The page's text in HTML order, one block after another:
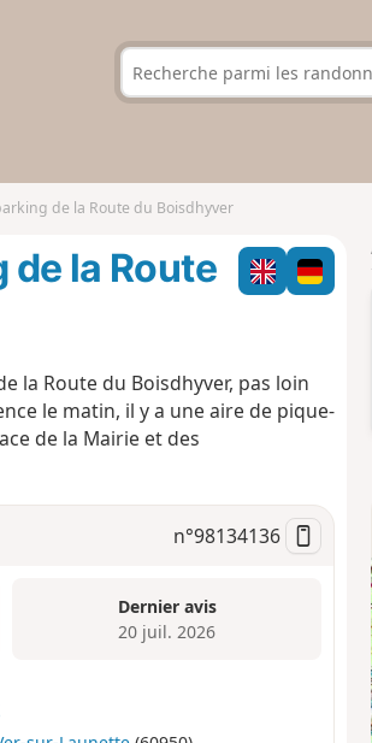
de la Route du Boisdhyver
la Route
la Route du Boisdhyver, pas loin
le matin, il y a une aire de pique-
de la Mairie et des
n°98134136
Dernier avis
20 juil. 2026